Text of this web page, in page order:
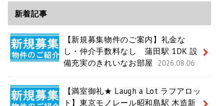
新着記事
【新規募集物件のご案内】礼金な
し・仲介手数料なし 蒲田駅 1DK 設
備充実のきれいなお部屋
2026.08.06
【満室御礼★ Laugh a Lot ラフアロッ
ト】東京モノレール昭和島駅 木造新